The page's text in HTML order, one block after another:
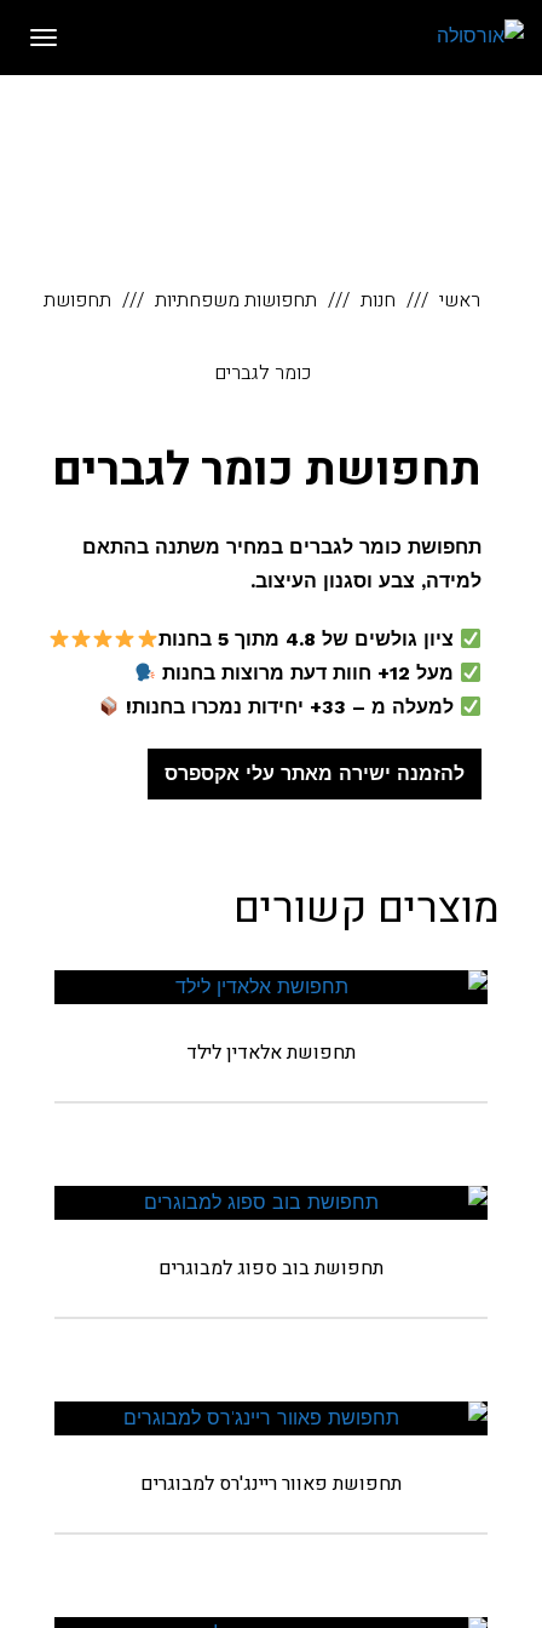
לתוכן
ראשי חנות תחפושות משפחתיות תחפושת
כומר לגברים
תחפושת כומר לגברים
תחפושת כומר לגברים במחיר משתנה בהתאם
למידה, צבע וסגנון העיצוב.
ציון גולשים של 4.8 מתוך 5 בחנות
מעל 12+ חוות דעת מרוצות בחנות
למעלה מ – 33+ יחידות נמכרו בחנות!
להזמנה ישירה מאתר עלי אקספרס
מוצרים קשורים
תחפושת אלאדין לילד
תחפושת בוב ספוג למבוגרים
תחפושת פאוור ריינג'רס למבוגרים